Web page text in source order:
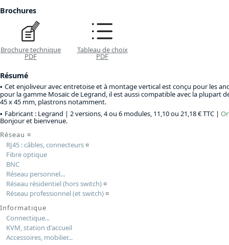
Brochures
Brochure technique
PDF
Tableau de choix
PDF
Résumé
Cet enjoliveur avec entretoise et à montage vertical est conçu pour les
pour la gamme Mosaïc de Legrand, il est aussi compatible avec la plupart
45 x 45 mm, plastrons notamment.
Fabricant : Legrand | 2 versions, 4 ou 6 modules, 11,10 ou 21,18 € TTC |
Bonjour et bienvenue.
Réseau ¤
RJ45 : câbles, connecteurs¤
Fibre optique
BNC
Réseau personnel...
Réseau résidentiel (hors switch)¤
Réseau professionnel (et switch)¤
Informatique
Connectique...
KVM, station d'accueil
Accessoires, mobilier...